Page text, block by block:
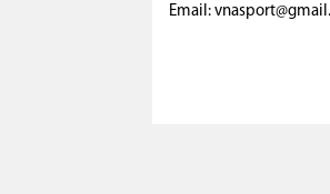
Email: